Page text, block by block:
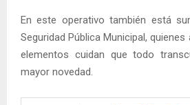
En este operativo también está
Seguridad Pública Municipal,
elementos cuidan que todo
mayor novedad.